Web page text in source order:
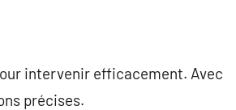
intervenir efficacement. Avec
précises.